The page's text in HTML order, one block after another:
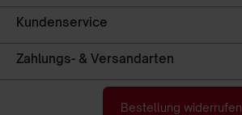
Kundenservice
Zahlungs- & Versandarten
Bestellung widerrufen